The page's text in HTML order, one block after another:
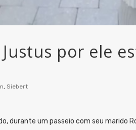
por ele
, Siebert
durante um passeio com seu marido